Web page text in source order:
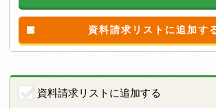
資料請求リストに追加す
資料請求リストに追加する